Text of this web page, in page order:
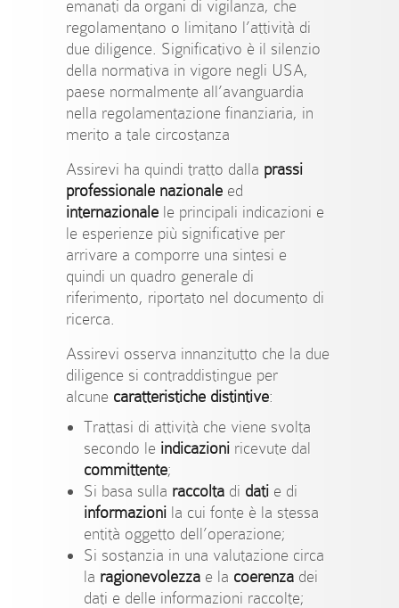
emanati da organi di vigilanza, che
regolamentano o limitano l’attività di
due diligence. Significativo è il silenzio
della normativa in vigore negli USA,
paese normalmente all’avanguardia
nella regolamentazione finanziaria, in
merito a tale circostanza
Assirevi ha quindi tratto dalla prassi
professionale nazionale ed
internazionale le principali indicazioni e
le esperienze più significative per
arrivare a comporre una sintesi e
quindi un quadro generale di
riferimento, riportato nel documento di
ricerca.
Assirevi osserva innanzitutto che la due
diligence si contraddistingue per
alcune caratteristiche distintive:
Trattasi di attività che viene svolta
secondo le indicazioni ricevute dal
committente;
Si basa sulla raccolta di dati e di
informazioni la cui fonte è la stessa
entità oggetto dell’operazione;
Si sostanzia in una valutazione circa
la ragionevolezza e la coerenza dei
dati e delle informazioni raccolte;